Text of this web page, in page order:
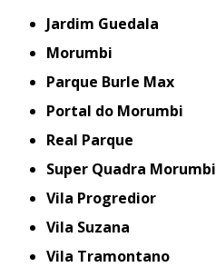
Jardim Guedala
Morumbi
Parque Burle Max
Portal do Morumbi
Real Parque
Super Quadra Morumbi
Vila Progredior
Vila Suzana
Vila Tramontano